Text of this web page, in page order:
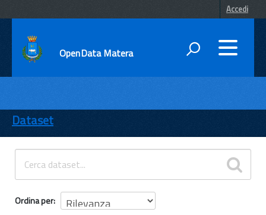
Accedi
OpenData Matera
ENTI
TEMI
INFORMAZIONI
Dataset
Ordina per